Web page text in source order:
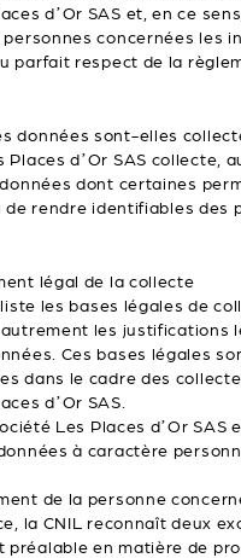
d’Or SAS et, en ce
concernées les
parfait respect de la
données sont-elles
Places d’Or SAS collecte,
dont certaines
de rendre identifiables des
légal de la collecte
les bases légales de
les justifications
Ces bases légales
dans le cadre des
d’Or SAS.
Les Places d’Or SAS
à caractère
de la personne
la CNIL reconnaît deux
préalable en matière de